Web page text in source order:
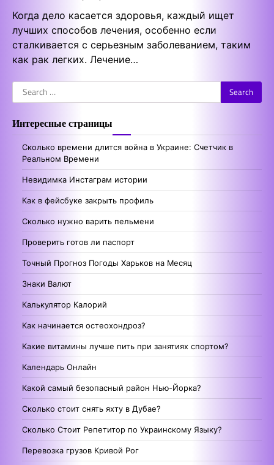
Когда дело касается здоровья, каждый ищет
лучших способов лечения, особенно если
сталкивается с серьезным заболеванием, таким
как рак легких. Лечение…
Search
for:
Интересные страницы
Сколько времени длится война в Украине: Счетчик в
Реальном Времени
Невидимка Инстаграм истории
Как в фейсбуке закрыть профиль
Сколько нужно варить пельмени
Проверить готов ли паспорт
Точный Прогноз Погоды Харьков на Месяц
Знаки Валют
Калькулятор Калорий
Как начинается остеохондроз?
Какие витамины лучше пить при занятиях спортом?
Календарь Онлайн
Какой самый безопасный район Нью-Йорка?
Сколько стоит снять яхту в Дубае?
Сколько Стоит Репетитор по Украинскому Языку?
Перевозка грузов Кривой Рог